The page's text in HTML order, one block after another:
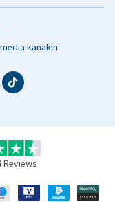
kanalen
Reviews